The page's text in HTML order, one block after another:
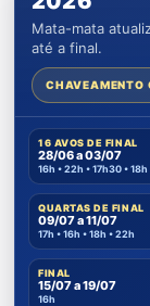
Mata-mata
até a final.
CHAVEAMENTO
16 AVOS DE FINAL
28/06 a 03/07
16h • 22h • 17h30 • 18h
QUARTAS DE FINAL
09/07 a 11/07
17h • 16h • 18h • 22h
FINAL
15/07 a 19/07
16h